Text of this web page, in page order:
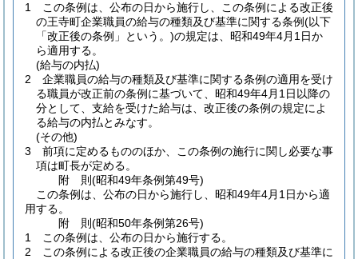
1
この条例は、公布の日から施行し、この条例による改正後
の王寺町企業職員の給与の種類及び基準に関する条例(以下
「改正後の条例」という。)の規定は、昭和49年4月1日か
ら適用する。
(給与の内払)
2
企業職員の給与の種類及び基準に関する条例の適用を受け
る職員が改正前の条例に基づいて、昭和49年4月1日以降の
分として、支給を受けた給与は、改正後の条例の規定によ
る給与の内払とみなす。
(その他)
3
前項に定めるもののほか、この条例の施行に関し必要な事
項は町長が定める。
附 則(昭和49年条例第49号)
この条例は、公布の日から施行し、昭和49年4月1日から適
用する。
附 則(昭和50年条例第26号)
1
この条例は、公布の日から施行する。
2
この条例による改正後の企業職員の給与の種類及び基準に